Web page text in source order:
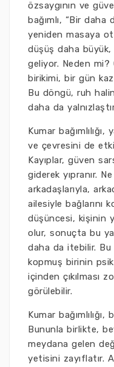
özsaygının ve
bağımlı, “Bir daha
yeniden masaya
düşüş daha büyük,
geliyor. Neden
birikimi, bir gün
Bu döngü, ruh
daha da
Kumar
ve çevresini de
Kayıplar, güven
giderek yıpranır.
arkadaşlarıyla,
ailesiyle bağlarını
düşüncesi, kişinin
olur, sonuçta bu
daha da itebilir.
kopmuş birinin
içinden çıkılması
görülebilir.
Kumar
Bununla birlikte,
meydana gelen
yetisini zayıflatır.